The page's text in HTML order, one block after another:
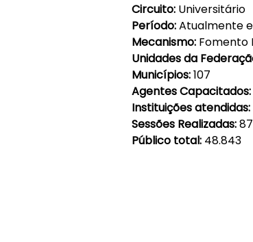
Circuito: Universitário
Período: Atualmente
Mecanismo: Fomento
Unidades da
Municípios: 107
Agentes
Instituições atendidas:
Sessões Realizadas:
Público total: 48.843